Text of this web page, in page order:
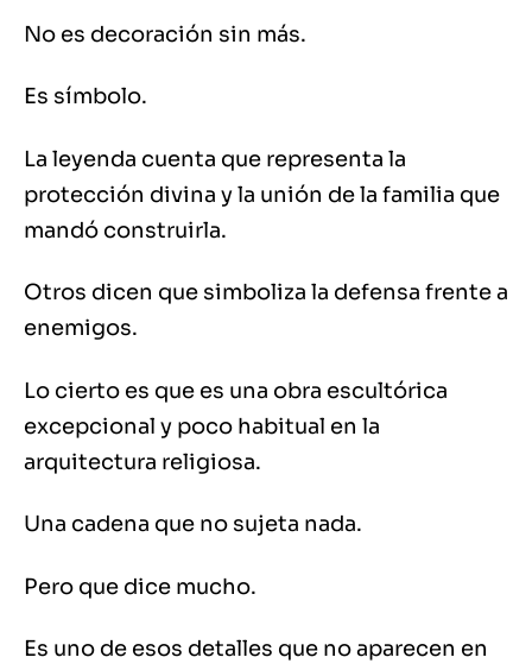
No es decoración sin más.
Es símbolo.
La leyenda cuenta que representa la
protección divina y la unión de la familia que
mandó construirla.
Otros dicen que simboliza la defensa frente a
enemigos.
Lo cierto es que es una obra escultórica
excepcional y poco habitual en la
arquitectura religiosa.
Una cadena que no sujeta nada.
Pero que dice mucho.
Es uno de esos detalles que no aparecen en